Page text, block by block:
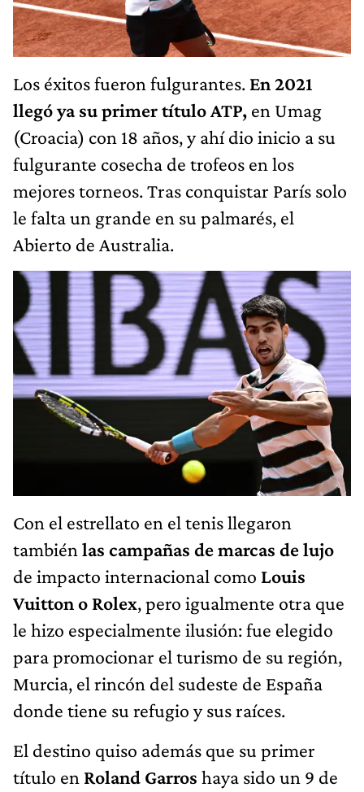
Los éxitos fueron fulgurantes. En 2021
llegó ya su primer título ATP, en Umag
(Croacia) con 18 años, y ahí dio inicio a su
fulgurante cosecha de trofeos en los
mejores torneos. Tras conquistar París solo
le falta un grande en su palmarés, el
Abierto de Australia.
Con el estrellato en el tenis llegaron
también las campañas de marcas de lujo
de impacto internacional como Louis
Vuitton o Rolex, pero igualmente otra que
le hizo especialmente ilusión: fue elegido
para promocionar el turismo de su región,
Murcia, el rincón del sudeste de España
donde tiene su refugio y sus raíces.
El destino quiso además que su primer
título en Roland Garros haya sido un 9 de